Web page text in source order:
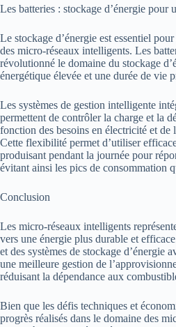
Les batteries : stockage d’énergie pour
Le stockage d’énergie est essentiel
des micro-réseaux intelligents. Les
révolutionné le domaine du stockage
énergétique élevée et une durée de vie
Les systèmes de gestion intelligente
permettent de contrôler la charge et la
fonction des besoins en électricité et de
Cette flexibilité permet d’utiliser
produisant pendant la journée pour
évitant ainsi les pics de consommation
Conclusion
Les micro-réseaux intelligents
vers une énergie plus durable et
et des systèmes de stockage d’énergie
une meilleure gestion de
réduisant la dépendance aux
Bien que les défis techniques et
progrès réalisés dans le domaine des